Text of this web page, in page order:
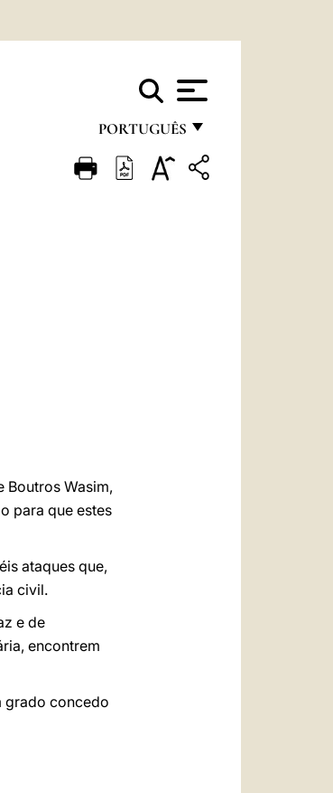
PORTUGUÊS
FRANÇAIS
LATINE
Boutros Wasim,
para que estes
ataques que,
civil.
e de
encontrem
grado concedo